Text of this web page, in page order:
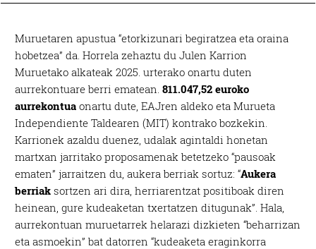
Muruetaren apustua “etorkizunari begiratzea eta oraina
hobetzea” da. Horrela zehaztu du Julen Karrion
Muruetako alkateak 2025. urterako onartu duten
aurrekontuare berri ematean.811.047,52 euroko
aurrekontua onartu dute, EAJren aldeko eta Murueta
Independiente Taldearen (MIT) kontrako bozkekin.
Karrionek azaldu duenez, udalak agintaldi honetan
martxan jarritako proposamenak betetzeko “pausoak
ematen” jarraitzen du, aukera berriak sortuz: “Aukera
berriak sortzen ari dira, herriarentzat positiboak diren
heinean, gure kudeaketan txertatzen ditugunak”. Hala,
aurrekontuan muruetarrek helarazi dizkieten “beharrizan
eta asmoekin” bat datorren “kudeaketa eraginkorra